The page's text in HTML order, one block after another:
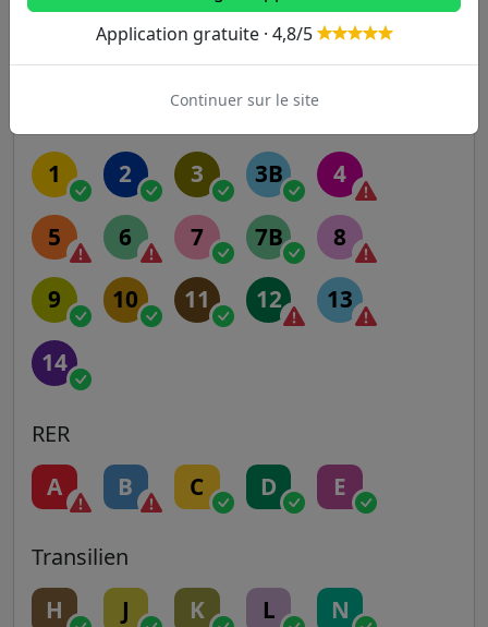
Autres lignes
1 2 3 3B 4
5 6 7 7B 8
9 10 11 12 13
14
RER
A B C D E
Transilien
H J K L N
Application gratuite · 4,8/5
Continuer sur le site